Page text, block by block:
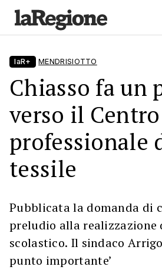
laR+ MENDRISIOTTO
Chiasso fa un
verso il Centro
professionale
tessile
Pubblicata la domanda di
preludio alla realizzazione
scolastico. Il sindaco
punto importante’